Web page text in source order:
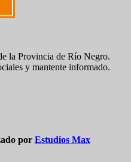
la Provincia de Río Negro.
y mantente informado.
por Estudios Max